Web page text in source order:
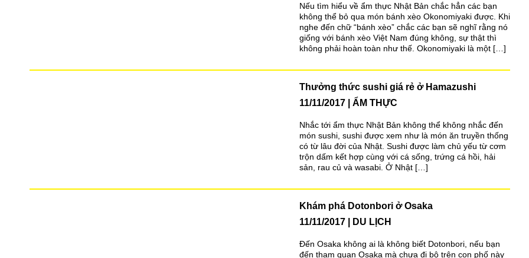
Nếu tìm hiểu về ẩm thực Nhật Bản chắc hẳn các bạn
không thể bỏ qua món bánh xèo Okonomiyaki được. Khi
nghe đến chữ “bánh xèo” chắc các bạn sẽ nghĩ rằng nó
giống với bánh xèo Việt Nam đúng không, sự thật thì
không phải hoàn toàn như thế. Okonomiyaki là một […]
Thưởng thức sushi giá rẻ ở Hamazushi
11/11/2017
ẨM THỰC
Nhắc tới ẩm thực Nhật Bản không thể không nhắc đến
món sushi, sushi được xem như là món ăn truyền thống
có từ lâu đời của Nhật. Sushi được làm chủ yếu từ cơm
trộn dấm kết hợp cùng với cá sống, trứng cá hồi, hải
sản, rau củ và wasabi. Ở Nhật […]
Khám phá Dotonbori ở Osaka
11/11/2017
DU LỊCH
Đến Osaka không ai là không biết Dotonbori, nếu bạn
đến tham quan Osaka mà chưa đi bộ trên con phố này